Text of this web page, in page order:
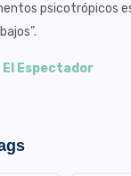
psicotrópicos
El Espectador